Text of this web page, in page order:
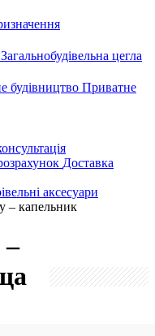
Загальнобудівельна цегла
будівництво Приватне
Доставка
аксесуари
– капельник
–